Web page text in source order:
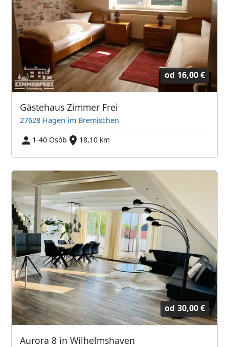
od 16,00 €
Gästehaus Zimmer Frei
27628 Hagen im Bremischen
1-40 Osób
18,10 km
od 30,00 €
Aurora 8 in Wilhelmshaven